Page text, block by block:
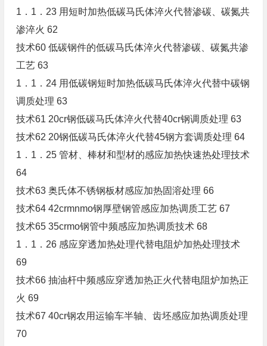
1．1．23 用短时加热低碳马氏体淬火代替渗碳、碳氮共
渗淬火 62
技术60 低碳钢件的低碳马氏体淬火代替渗碳、碳氮共渗
工艺 63
1．1．24 用低碳钢短时加热低碳马氏体淬火代替中碳钢
调质处理 63
技术61 20cr钢低碳马氏体淬火代替40cr钢调质处理 63
技术62 20钢低碳马氏体淬火代替45钢方套调质处理 64
1．1．25 管材、棒材和型材的感应加热快速热处理技术
64
技术63 奥氏体不锈钢板材感应加热固溶处理 66
技术64 42crmnmo钢厚壁钢管感应加热调质工艺 67
技术65 35crmo钢管中频感应加热调质技术 68
1．1．26 感应穿透加热处理代替电阻炉加热处理技术
69
技术66 抽油杆中频感应穿透加热正火代替电阻炉加热正
火 69
技术67 40cr钢农用运输车半轴、齿坯感应加热调质处理
70